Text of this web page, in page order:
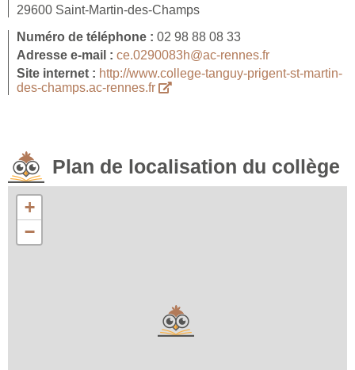
29600 Saint-Martin-des-Champs
Numéro de téléphone : 02 98 88 08 33
Adresse e-mail : ce.0290083h@ac-rennes.fr
Site internet : http://www.college-tanguy-prigent-st-martin-
des-champs.ac-rennes.fr
Plan de localisation du collège
+
−